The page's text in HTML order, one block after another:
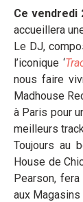
Ce vendredi
accueillera
Le DJ,
l’iconique ‘
nous faire
Madhouse
à Paris pour
meilleurs
Toujours au
House de
Pearson,
aux Magasins